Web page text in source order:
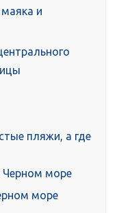
и
пляжи, а где
Черном море
море